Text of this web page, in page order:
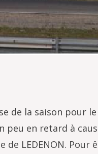
de la saison pour
en retard à
LEDENON. Pour